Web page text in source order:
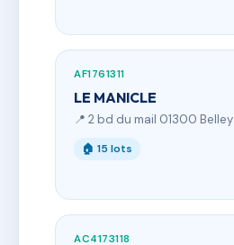
AF1761311
LE MANICLE
📍 2 bd du mail 01300 Belley
🏠 15 lots
AC4173118